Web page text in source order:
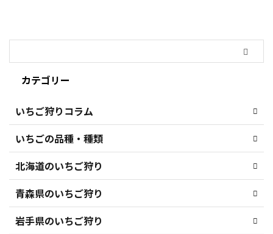
カテゴリー
いちご狩りコラム
いちごの品種・種類
北海道のいちご狩り
青森県のいちご狩り
岩手県のいちご狩り